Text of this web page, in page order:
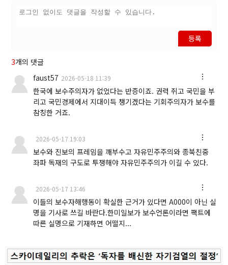
등록
3개의 댓글
faust57 2026-05-18 11:39
한국에 보수주의자가 없었다는 반증이죠. 권력 쥐고 국민을 부
리고 국민경제에서 지대이득 챙기겠다는 기회주의자가 보수를
참칭한 거죠.
2026-05-17 19:03
보수와 진보의 프레임을 깨부수고 자유민주주의와 종북친중
좌파 독재의 구도로 투쟁해야 자유민주주의가 이길 수 있다.
2026-05-17 13:46
이들의 보수자해행동이 확실한 근거가 있다면 A000이 아닌 실
명을 기사로 쓰길 바란다.한미일보가 보수언론이라면 팩트에
따른 실명으로 기재하면 어떨지...